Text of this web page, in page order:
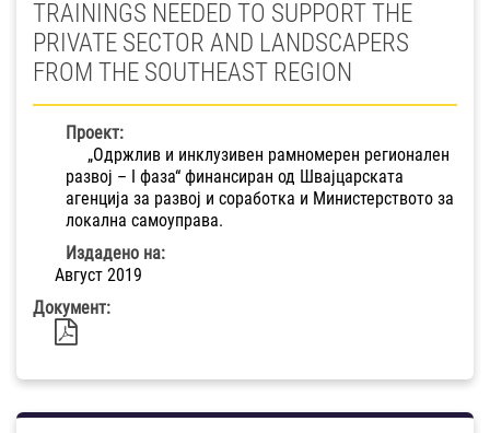
TRAININGS NEEDED TO SUPPORT THE
PRIVATE SECTOR AND LANDSCAPERS
FROM THE SOUTHEAST REGION
Проект:
„Одржлив и инклузивен рамномерен регионален
развој – I фаза“ финансиран од Швајцарската
агенција за развој и соработка и Министерството за
локална самоуправа.
Издадено на:
Август 2019
Документ: